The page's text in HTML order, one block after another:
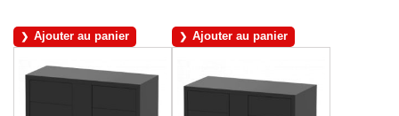
Ajouter au panier Ajouter au panier